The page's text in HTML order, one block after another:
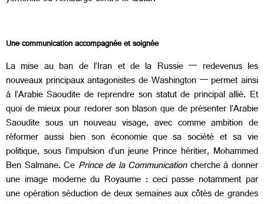
Une communication accompagnée et soignée
La mise au ban de l’Iran et de la Russie — redevenus les
nouveaux principaux antagonistes de Washington — permet ainsi
à l’Arabie Saoudite de reprendre son statut de principal allié. Et
quoi de mieux pour redorer son blason que de présenter l’Arabie
Saoudite sous un nouveau visage, avec comme ambition de
réformer aussi bien son économie que sa société et sa vie
politique, sous l’impulsion d’un jeune Prince héritier, Mohammed
Ben Salmane. Ce Prince de la Communicationcherche à donner
une image moderne du Royaume : ceci passe notamment par
une opération séduction de deux semaines aux côtés de grandes